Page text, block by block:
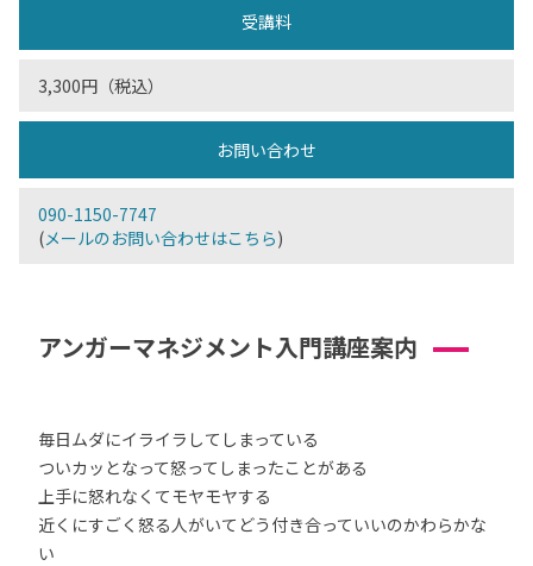
受講料
3,300円（税込）
お問い合わせ
090-1150-7747
(メールのお問い合わせはこちら)
アンガーマネジメント入門講座案内
毎日ムダにイライラしてしまっている
ついカッとなって怒ってしまったことがある
上手に怒れなくてモヤモヤする
近くにすごく怒る人がいてどう付き合っていいのかわらかな
い